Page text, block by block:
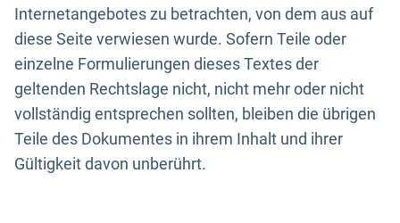
Internetangebotes zu betrachten, von dem aus auf
diese Seite verwiesen wurde. Sofern Teile oder
einzelne Formulierungen dieses Textes der
geltenden Rechtslage nicht, nicht mehr oder nicht
vollständig entsprechen sollten, bleiben die übrigen
Teile des Dokumentes in ihrem Inhalt und ihrer
Gültigkeit davon unberührt.